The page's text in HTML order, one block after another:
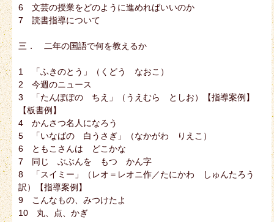
6 文芸の授業をどのように進めればいいのか
7 読書指導について
三． 二年の国語で何を教えるか
1 「ふきのとう」（くどう なおこ）
2 今週のニュース
3 「たんぽぽの ちえ」（うえむら としお）【指導案例】
【板書例】
4 かんさつ名人になろう
5 「いなばの 白うさぎ」（なかがわ りえこ）
6 ともこさんは どこかな
7 同じ ぶぶんを もつ かん字
8 「スイミー」（レオ＝レオニ作／たにかわ しゅんたろう
訳）【指導案例】
9 こんなもの、みつけたよ
10 丸、点、かぎ